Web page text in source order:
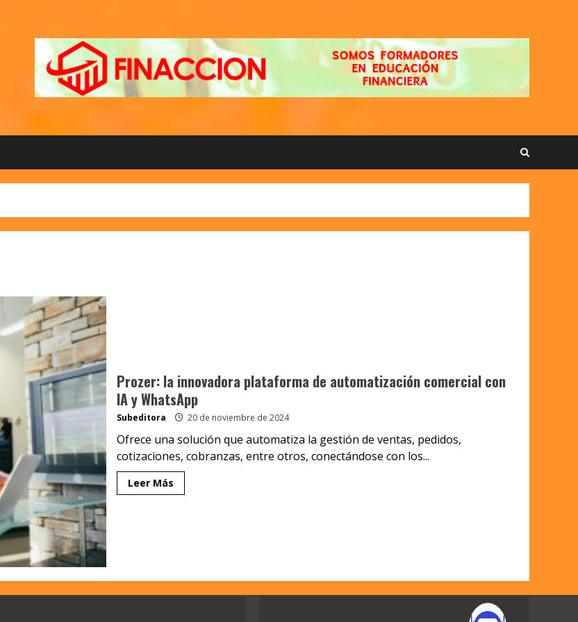
Prozer: la innovadora plataforma de automatización comercial con
IA y WhatsApp
Subeditora 20 de noviembre de 2024
Ofrece una solución que automatiza la gestión de ventas, pedidos,
cotizaciones, cobranzas, entre otros, conectándose con los...
Leer Más